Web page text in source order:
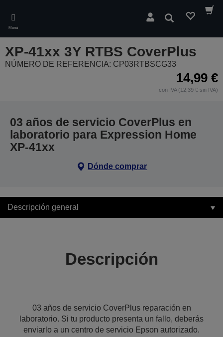
main
content
Menú
Buscar
XP-41xx 3Y RTBS CoverPlus
NÚMERO DE REFERENCIA: CP03RTBSCG33
14,99 €
con IVA (12,39 € sin IVA)
03 años de servicio CoverPlus en
laboratorio para Expression Home
XP-41xx
Dónde comprar
Descripción general
Descripción
03 años de servicio CoverPlus reparación en
laboratorio. Si tu producto presenta un fallo, deberás
enviarlo a un centro de servicio Epson autorizado.